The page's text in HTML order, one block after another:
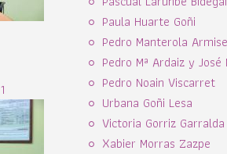
Paula Huarte Goñi
Pedro Manterola
Pedro Mª Ardaiz y José
Pedro Noain Viscarret
Urbana Goñi Lesa
Victoria Gorriz Garralda
Xabier Morras Zazpe